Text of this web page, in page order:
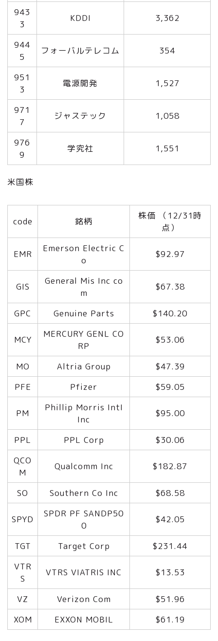
943
3
KDDI 3,362
944
5
フォーバルテレコム 354
951
3
電源開発 1,527
971
7
ジャステック 1,058
976
9
学究社 1,551
米国株
code 銘柄
株価 （12/31時
点）
EMR
Emerson Electric C
o
$92.97
GIS
General Mis Inc co
m
$67.38
GPC Genuine Parts $140.20
MCY
MERCURY GENL CO
RP
$53.06
MO Altria Group
$47.39
PFE
Pfizer $59.05
PM
Phillip Morris IntI
Inc
$95.00
PPL PPL Corp
$30.06
QCO
M
Qualcomm Inc $182.87
SO Southern Co Inc $68.58
SPYD
SPDR PF SANDP50
0
$42.05
TGT Target Corp
$231.44
VTR
S
VTRS VIATRIS INC $13.53
VZ Verizon Com
$51.96
XOM
EXXON MOBIL $61.19